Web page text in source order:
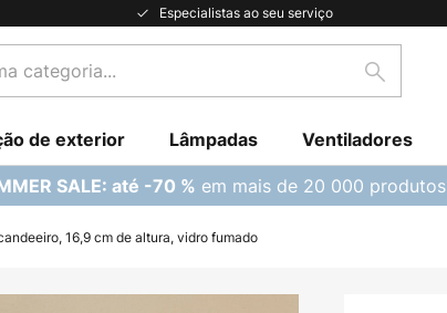
Especialistas ao seu serviço
Pesquisar
de exterior Lâmpadas Ventiladores
SALE: até -70 % em mais de 20 000 produtos
16,9 cm de altura, vidro fumado